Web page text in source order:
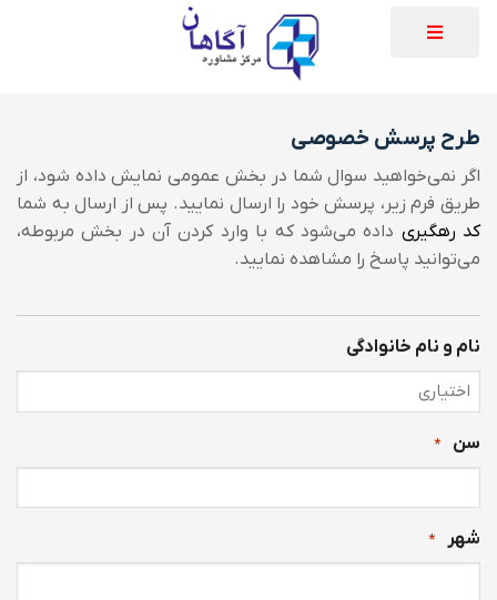
طرح پرسش‌ خصوصی
اگر نمی‌خواهید سوال‌ شما در بخش عمومی نمایش داده شود، از
طریق فرم زیر، پرسش خود را ارسال نمایید. پس از ارسال به شما
کد رهگیری داده می‌شود که با وارد کردن آن در بخش مربوطه،
می‌توانید پاسخ را مشاهده نمایید.
نام و نام خانوادگی
سن *
شهر *